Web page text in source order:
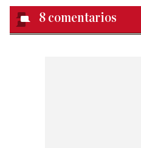
8 comentarios